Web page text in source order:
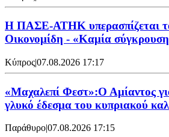
Η ΠΑΣΕ-ΑΤΗΚ υπερασπίζεται
Οικονομίδη - «Καμία
Κύπρος|07.08.2026 17:17
«Μαχαλεπί Φεστ»:Ο Αμίαντος
γλυκό έδεσμα του κυπριακού
Παράθυρο|07.08.2026 17:15